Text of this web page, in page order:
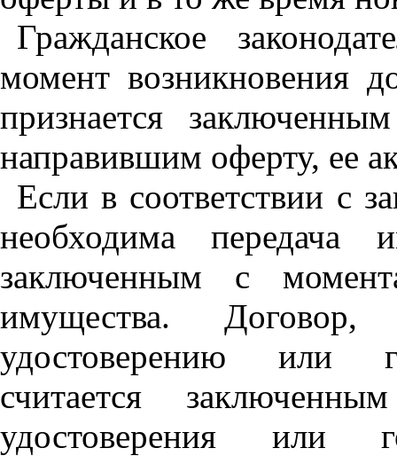
Гражданское
момент возникновения
признается
направившим оферту, ее
Если в соответствии с
необходима передача
заключенным с
имущества. Договор,
удостоверению или
считается
удостоверения или